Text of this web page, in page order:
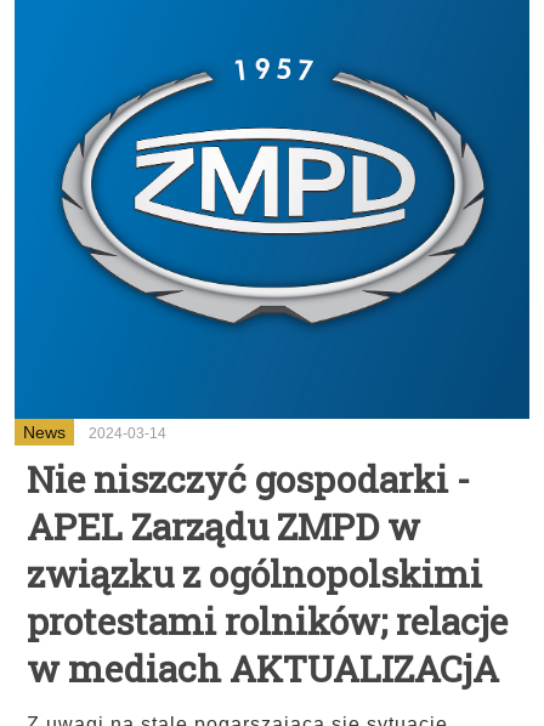
News 2024-03-14
Nie niszczyć gospodarki -
APEL Zarządu ZMPD w
związku z ogólnopolskimi
protestami rolników; relacje
w mediach AKTUALIZACjA